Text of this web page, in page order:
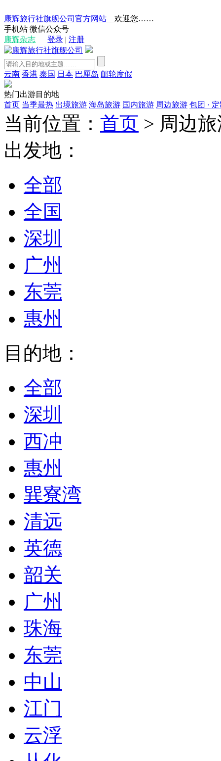
康辉旅行社旗舰公司官方网站 __欢迎您……
手机站 微信公众号
康辉杂志
登录 | 注册
云南 香港 泰国 日本 巴厘岛 邮轮度假
热门出游目的地
首页 当季最热 出境旅游 海岛旅游 国内旅游 周边旅游 包团 ·
当前位置： 首页 > 周边
出发地：
全部
全国
深圳
广州
东莞
惠州
目的地：
全部
深圳
西冲
惠州
巽寮湾
清远
英德
韶关
广州
珠海
东莞
中山
江门
云浮